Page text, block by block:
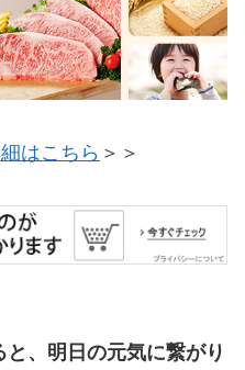
はこちら ＞＞
、明日の元気に繋がり